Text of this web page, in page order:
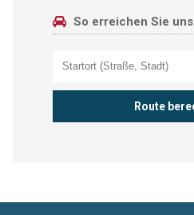
So erreichen Sie uns